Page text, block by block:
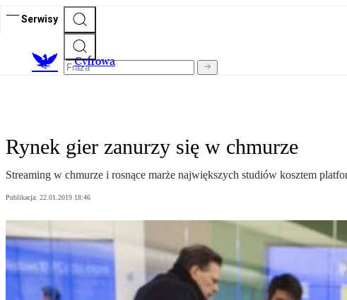
Serwisy
Cyfrowa
Rynek gier zanurzy się w chmurze
Streaming w chmurze i rosnące marże największych studiów kosztem
Publikacja: 22.01.2019 18:46